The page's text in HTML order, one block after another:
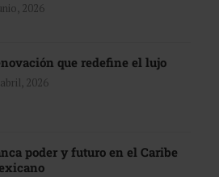
2026
que redefine el lujo
2026
poder y futuro en el Caribe